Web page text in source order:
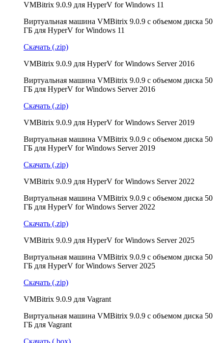
VMBitrix 9.0.9 для HyperV for Windows 11
Виртуальная машина VMBitrix 9.0.9 с объемом диска 50
ГБ для HyperV for Windows 11
Скачать (.zip)
VMBitrix 9.0.9 для HyperV for Windows Server 2016
Виртуальная машина VMBitrix 9.0.9 с объемом диска 50
ГБ для HyperV for Windows Server 2016
Скачать (.zip)
VMBitrix 9.0.9 для HyperV for Windows Server 2019
Виртуальная машина VMBitrix 9.0.9 с объемом диска 50
ГБ для HyperV for Windows Server 2019
Скачать (.zip)
VMBitrix 9.0.9 для HyperV for Windows Server 2022
Виртуальная машина VMBitrix 9.0.9 с объемом диска 50
ГБ для HyperV for Windows Server 2022
Скачать (.zip)
VMBitrix 9.0.9 для HyperV for Windows Server 2025
Виртуальная машина VMBitrix 9.0.9 с объемом диска 50
ГБ для HyperV for Windows Server 2025
Скачать (.zip)
VMBitrix 9.0.9 для Vagrant
Виртуальная машина VMBitrix 9.0.9 с объемом диска 50
ГБ для Vagrant